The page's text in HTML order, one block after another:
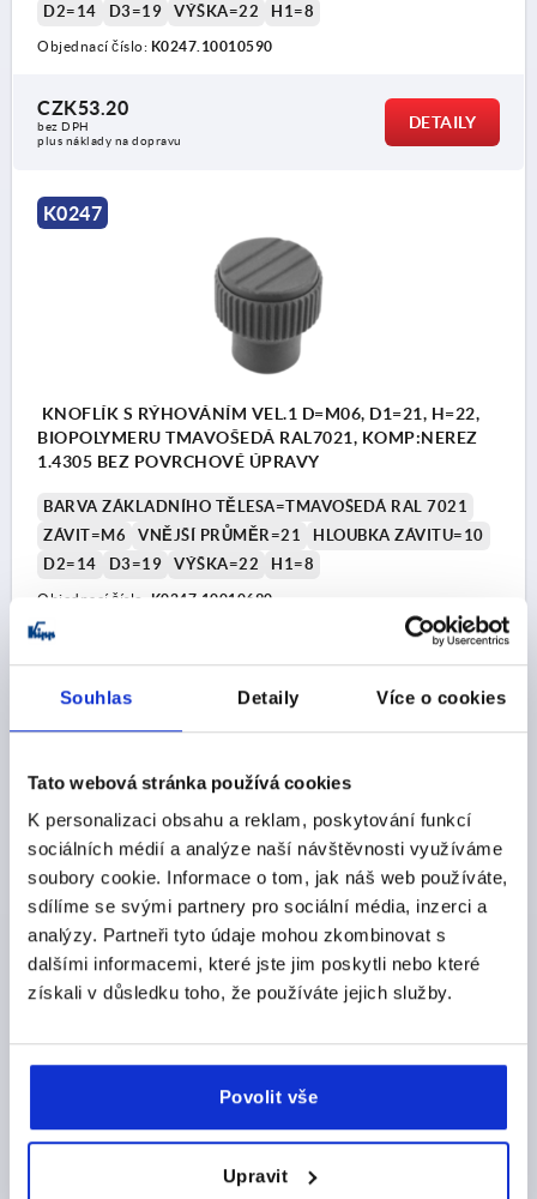
Souhlas Detaily Více o cookies
Tato webová stránka používá cookies
K personalizaci obsahu a reklam, poskytování funkcí
sociálních médií a analýze naší návštěvnosti využíváme
soubory cookie. Informace o tom, jak náš web používáte,
sdílíme se svými partnery pro sociální média, inzerci a
analýzy. Partneři tyto údaje mohou zkombinovat s
dalšími informacemi, které jste jim poskytli nebo které
získali v důsledku toho, že používáte jejich služby.
Povolit vše
Upravit
D2=14
D3=19 VÝŠKA=22 H1=8
Objednací číslo: K0247.10010590
CZK53.20
bez DPH
plus náklady na dopravu
DETAILY
K0247
KNOFLÍK S RÝHOVÁNÍM VEL.1 D=M06, D1=21, H=22,
BIOPOLYMERU TMAVOŠEDÁ RAL7021, KOMP:NEREZ
1.4305 BEZ POVRCHOVÉ ÚPRAVY
BARVA ZÁKLADNÍHO TĚLESA=TMAVOŠEDÁ RAL 7021
ZÁVIT=M6
VNĚJŠÍ PRŮMĚR=21
HLOUBKA ZÁVITU=10
D2=14
D3=19 VÝŠKA=22 H1=8
Objednací číslo: K0247.10010690
CZK53.20
plus náklady na dopravu
KNOFLÍK S RÝHOVÁNÍM VEL.1 D=M05X10, D1=21,
H=22, BIOPOLYMERU PŘÍRODNÍ BUK, KOMP:NEREZ
VNĚJŠÍ PRŮMĚR=21